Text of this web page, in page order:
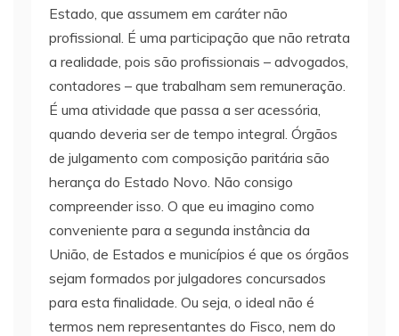
Estado, que assumem em caráter não
profissional. É uma participação que não retrata
a realidade, pois são profissionais – advogados,
contadores – que trabalham sem remuneração.
É uma atividade que passa a ser acessória,
quando deveria ser de tempo integral. Órgãos
de julgamento com composição paritária são
herança do Estado Novo. Não consigo
compreender isso. O que eu imagino como
conveniente para a segunda instância da
União, de Estados e municípios é que os órgãos
sejam formados por julgadores concursados
para esta finalidade. Ou seja, o ideal não é
termos nem representantes do Fisco, nem do